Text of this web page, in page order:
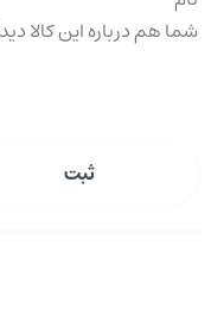
ثبت